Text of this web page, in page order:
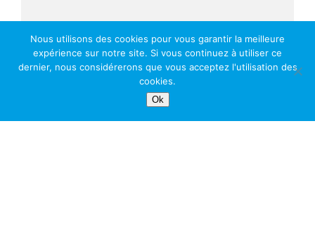
Nous utilisons des cookies pour vous garantir la meilleure
expérience sur notre site. Si vous continuez à utiliser ce
dernier, nous considérerons que vous acceptez l'utilisation des
cookies.
Ok